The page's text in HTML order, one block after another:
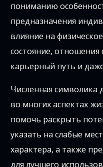
пониманию
предназначения
влияние на
состояние,
карьерный путь и
Численная символика
во многих аспектах
помочь раскрыть
указать на слабые
характера, а также
для лучшего